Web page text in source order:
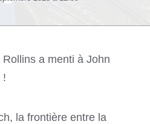
Rollins a menti à John
!
la frontière entre la